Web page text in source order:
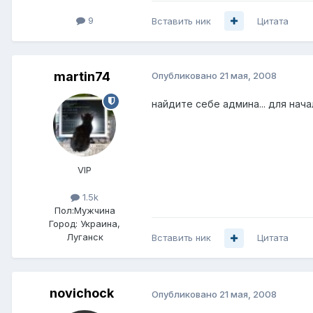
9 Вставить ник Цитата
martin74
VIP
1.5k
Пол:Мужчина
Город: Украина,
Луганск
Опубликовано 21 мая, 2008
найдите себе админа... для
Вставить ник Цитата
novichock Опубликовано 21 мая, 2008